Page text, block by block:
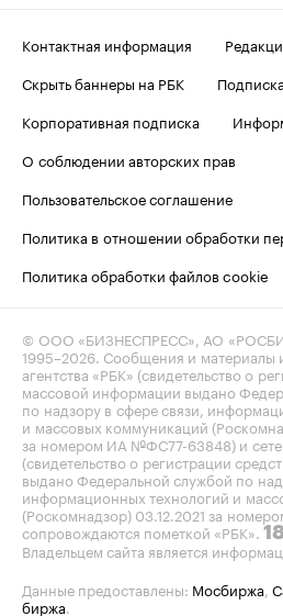
Контактная информация
Скрыть баннеры на РБК
Корпоративная подписка
О соблюдении авторских прав
Пользовательское соглашение
Политика в отношении обработки
Политика обработки файлов cookie
© ООО «БИЗНЕСПРЕСС», АО
1995–2026 . Сообщения и
агентства «РБК» (свидетельство о
массовой информации выдано
по надзору в сфере связи,
и массовых коммуникаций
за номером ИА №ФС77-63848) и
(свидетельство о регистрации
выдано Федеральной службой по
информационных технологий и
(Роскомнадзор) 03.12.2021 за
сопровождаются пометкой «РБК».
Владельцем сайта является
Данные предоставлены: Мосбиржа
биржа